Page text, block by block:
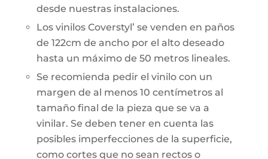
desde nuestras instalaciones.
Los vinilos Coverstyl’ se venden en paños
de 122cm de ancho por el alto deseado
hasta un máximo de 50 metros lineales.
Se recomienda pedir el vinilo con un
margen de al menos 10 centímetros al
tamaño final de la pieza que se va a
vinilar. Se deben tener en cuenta las
posibles imperfecciones de la superficie,
como cortes que no sean rectos o